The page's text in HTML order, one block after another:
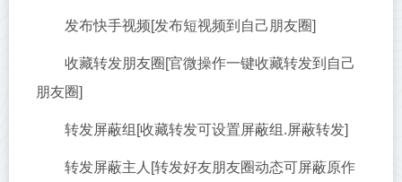
发布快手视频[发布短视频到自己朋友圈]
收藏转发朋友圈[官微操作一键收藏转发到自己
朋友圈]
转发屏蔽组[收藏转发可设置屏蔽组.屏蔽转发]
转发屏蔽主人[转发好友朋友圈动态可屏蔽原作